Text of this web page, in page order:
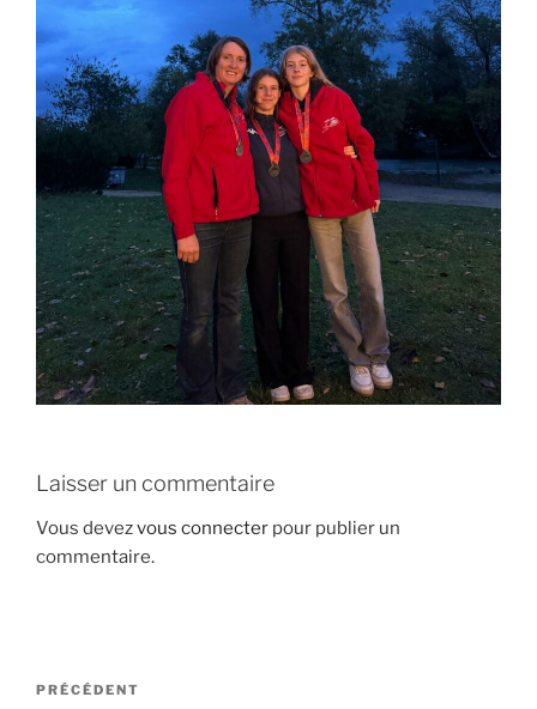
Laisser un commentaire
Vous devezvous connecter pour publier un
commentaire.
Navigation
Article
PRÉCÉDENT